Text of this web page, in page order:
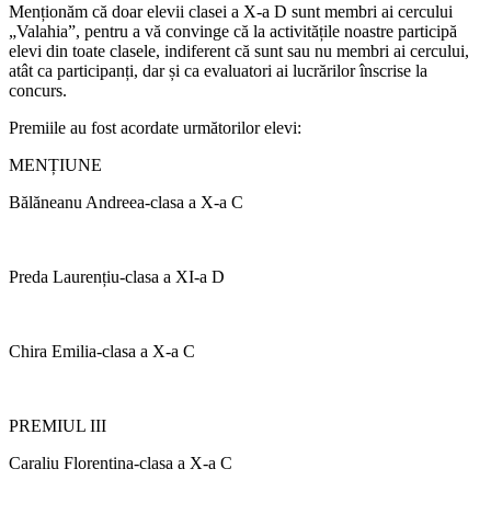
Menționăm că doar elevii clasei a X-a D sunt membri ai cercului
„Valahia”, pentru a vă convinge că la activitățile noastre participă
elevi din toate clasele, indiferent că sunt sau nu membri ai cercului,
atât ca participanți, dar și ca evaluatori ai lucrărilor înscrise la
concurs.
Premiile au fost acordate următorilor elevi:
MENȚIUNE
Bălăneanu Andreea-clasa a X-a C
Preda Laurențiu-clasa a XI-a D
Chira Emilia-clasa a X-a C
PREMIUL III
Caraliu Florentina-clasa a X-a C